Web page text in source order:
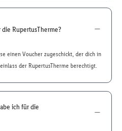
RupertusTherme?
einen Voucher zugeschickt, der dich in
der RupertusTherme berechtigt.
ich für die